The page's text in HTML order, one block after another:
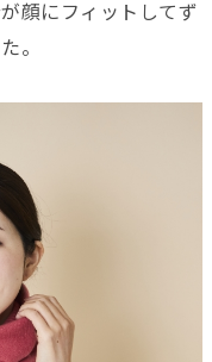
顔にフィットしてず
。